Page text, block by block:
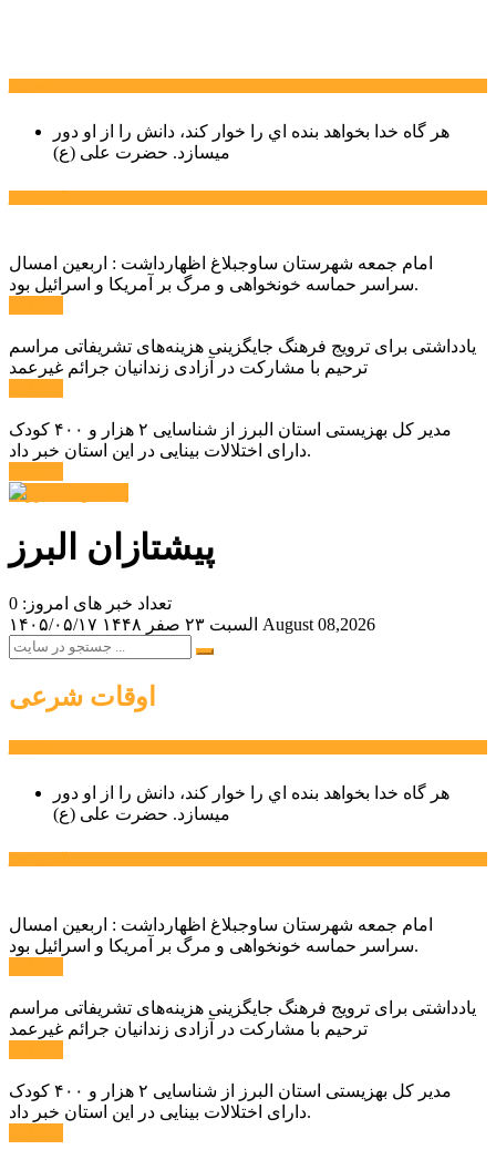
هر گاه خدا بخواهد بنده اي را خوار كند، دانش را از او دور
میسازد. حضرت علی (ع)
امام جمعه شهرستان ساوجبلاغ اظهارداشت : اربعین امسال
سراسر حماسه خونخواهی و مرگ بر آمریکا و اسرائیل بود.
یادداشتی برای ترویج فرهنگ جایگزینی هزینه‌های تشریفاتی مراسم
ترحیم با مشارکت در آزادی زندانیان جرائم غیرعمد
مدیر کل بهزیستی استان البرز از شناسایی ۲ هزار و ۴۰۰ کودک
دارای اختلالات بینایی در این استان خبر داد.
پیشتازان البرز
تعداد خبر های امروز: 0
۱۴۰۵/۰۵/۱۷
السبت ۲۳ صفر ۱۴۴۸ August 08,2026
اوقات شرعی
هر گاه خدا بخواهد بنده اي را خوار كند، دانش را از او دور
میسازد. حضرت علی (ع)
امام جمعه شهرستان ساوجبلاغ اظهارداشت : اربعین امسال
سراسر حماسه خونخواهی و مرگ بر آمریکا و اسرائیل بود.
یادداشتی برای ترویج فرهنگ جایگزینی هزینه‌های تشریفاتی مراسم
ترحیم با مشارکت در آزادی زندانیان جرائم غیرعمد
مدیر کل بهزیستی استان البرز از شناسایی ۲ هزار و ۴۰۰ کودک
دارای اختلالات بینایی در این استان خبر داد.